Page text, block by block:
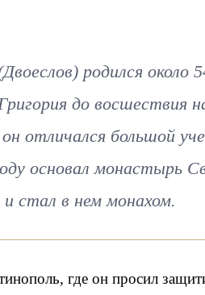
родился около
до восшествия
отличался большой
основал монастырь
и стал в нем монахом.
где он просил